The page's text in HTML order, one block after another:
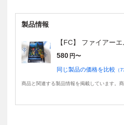
製品情報
【FC】 ファイアー
580 円〜
同じ製品の価格を比較 （
商品と関連する製品情報を掲載しています。